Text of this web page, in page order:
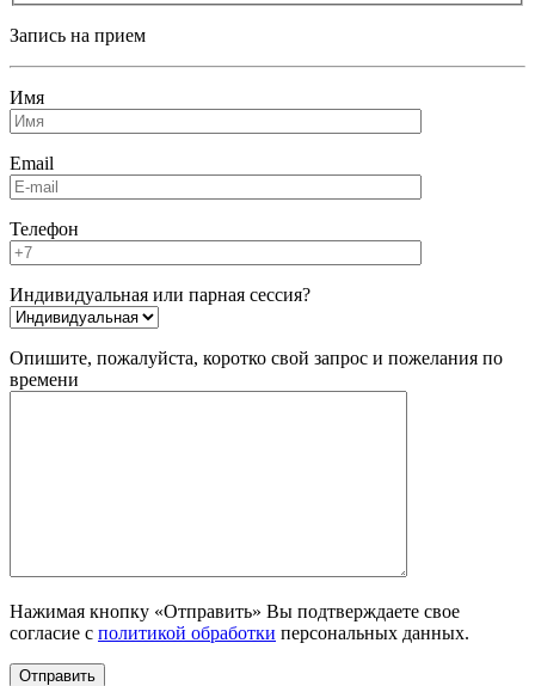
Запись на прием
Имя
Email
Телефон
Индивидуальная или парная сессия?
Опишите, пожалуйста, коротко свой запрос и пожелания по
времени
Нажимая кнопку «Отправить» Вы подтверждаете свое
согласие с политикой обработки персональных данных.